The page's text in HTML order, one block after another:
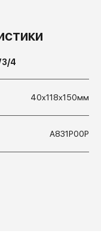
4
40x118x150мм
А831Р00Р